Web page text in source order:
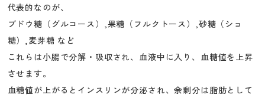
代表的なのが、
ブドウ糖（グルコース）,果糖（フルクトース）,砂糖（ショ
糖）,麦芽糖 など
これらは小腸で分解・吸収され、血液中に入り、血糖値を上昇
させます。
血糖値が上がるとインスリンが分泌され、余剰分は脂肪として